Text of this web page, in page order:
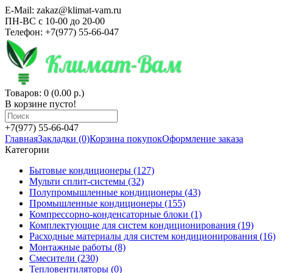
E-Mail: zakaz@klimat-vam.ru
ПН-ВС с 10-00 до 20-00
Телефон: +7(977) 55-66-047
Товаров: 0 (0.00 р.)
В корзине пусто!
+7(977) 55-66-047
ГлавнаяЗакладки (0)Корзина покупокОформление заказа
Категории
Бытовые кондиционеры (127)
Мульти сплит-системы (32)
Полупромышленные кондиционеры (43)
Промышленные кондиционеры (155)
Компрессорно-конденсаторные блоки (1)
Комплектующие для систем кондиционирования (19)
Расходные материалы для систем кондиционирования (16)
Монтажные работы (8)
Смесители (230)
Тепловентиляторы (0)